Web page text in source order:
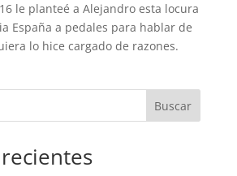
le planteé a Alejandro esta locura
España a pedales para hablar de
lo hice cargado de razones.